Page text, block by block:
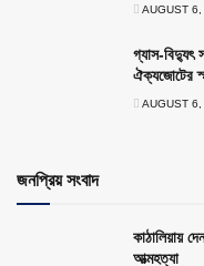
AUGUST
গ্যাস-বিদ্যুৎ
ঐক্যজোটের
AUGUST
জনপ্রিয় সংবাদ
কাঠালিয়ায়
আত্মহত্যা